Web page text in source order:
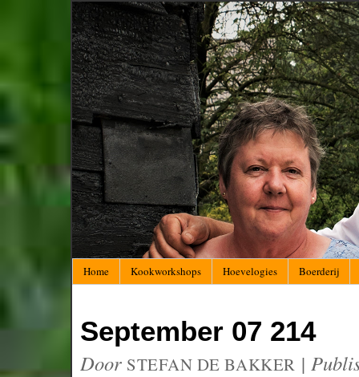
Home Kookworkshops Hoevelogies Boerderij
September 07 214
Door STEFAN DE BAKKER |